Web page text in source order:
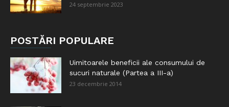
24 septembrie 2023
POSTĂRI POPULARE
Uimitoarele beneficii ale consumului de
sucuri naturale (Partea a III-a)
23 decembrie 2014